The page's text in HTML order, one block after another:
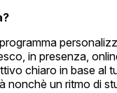
in presenza,
chiaro in base al
nonchè un ritmo di